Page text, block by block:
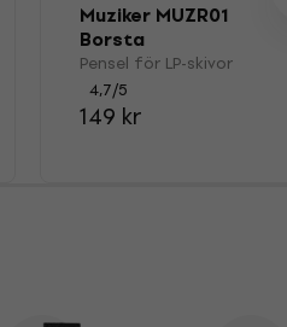
Muziker MUZR01
Borsta
Pensel för LP-skivor
4,7/5
149 kr